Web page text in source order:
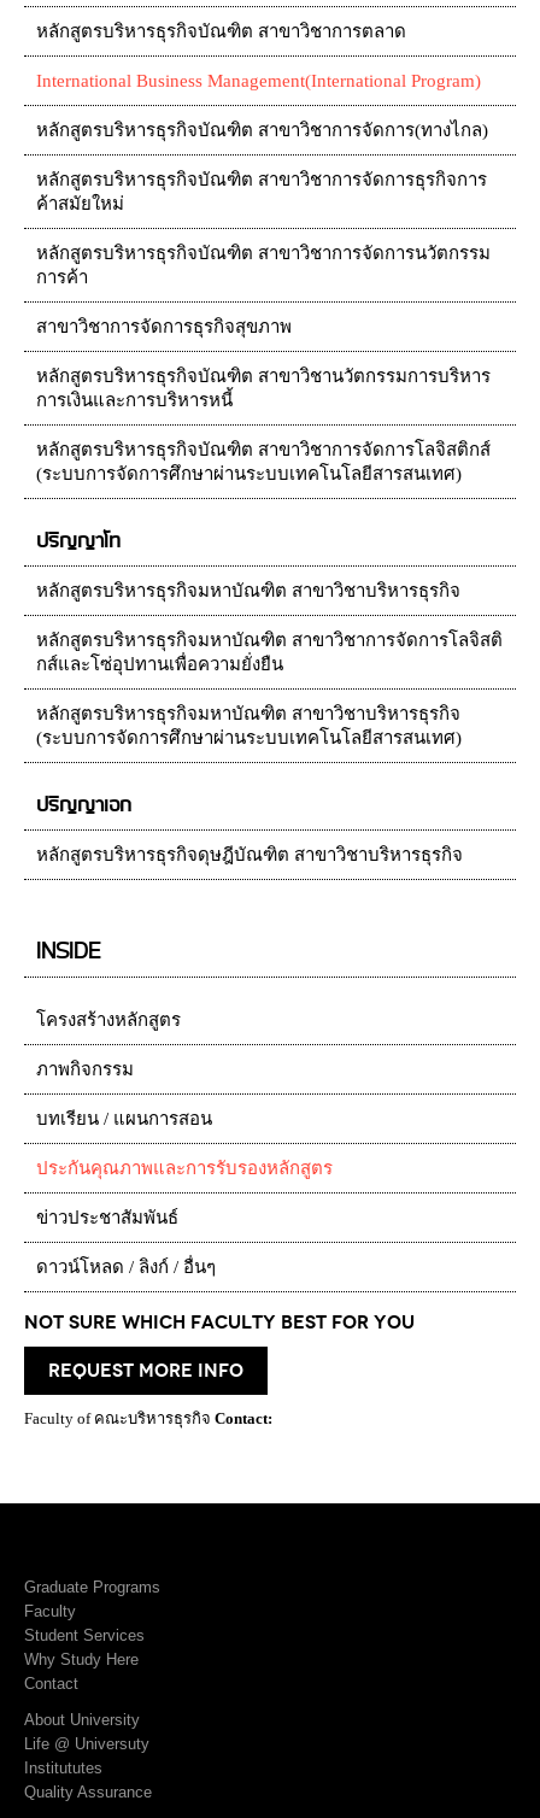
หลักสูตรบริหารธุรกิจบัณฑิต สาขาวิชาการตลาด
International Business Management(International Program)
หลักสูตรบริหารธุรกิจบัณฑิต สาขาวิชาการจัดการ(ทางไกล)
หลักสูตรบริหารธุรกิจบัณฑิต สาขาวิชาการจัดการธุรกิจการ
ค้าสมัยใหม่
หลักสูตรบริหารธุรกิจบัณฑิต สาขาวิชาการจัดการนวัตกรรม
การค้า
สาขาวิชาการจัดการธุรกิจสุขภาพ
หลักสูตรบริหารธุรกิจบัณฑิต สาขาวิชานวัตกรรมการบริหาร
การเงินและการบริหารหนี้
หลักสูตรบริหารธุรกิจบัณฑิต สาขาวิชาการจัดการโลจิสติกส์
(ระบบการจัดการศึกษาผ่านระบบเทคโนโลยีสารสนเทศ)
ปริญญาโท
หลักสูตรบริหารธุรกิจมหาบัณฑิต สาขาวิชาบริหารธุรกิจ
หลักสูตรบริหารธุรกิจมหาบัณฑิต สาขาวิชาการจัดการโลจิสติ
กส์และโซ่อุปทานเพื่อความยั่งยืน
หลักสูตรบริหารธุรกิจมหาบัณฑิต สาขาวิชาบริหารธุรกิจ
(ระบบการจัดการศึกษาผ่านระบบเทคโนโลยีสารสนเทศ)
ปริญญาเอก
หลักสูตรบริหารธุรกิจดุษฎีบัณฑิต สาขาวิชาบริหารธุรกิจ
INSIDE
โครงสร้างหลักสูตร
ภาพกิจกรรม
บทเรียน / แผนการสอน
ประกันคุณภาพและการรับรองหลักสูตร
ข่าวประชาสัมพันธ์
ดาวน์โหลด / ลิงก์ / อื่นๆ
Not Sure which Faculty best for you
request more info
Faculty of คณะบริหารธุรกิจ Contact:
Graduate Programs
Faculty
Student Services
Why Study Here
Contact
About University
Life @ Universuty
Institututes
Quality Assurance